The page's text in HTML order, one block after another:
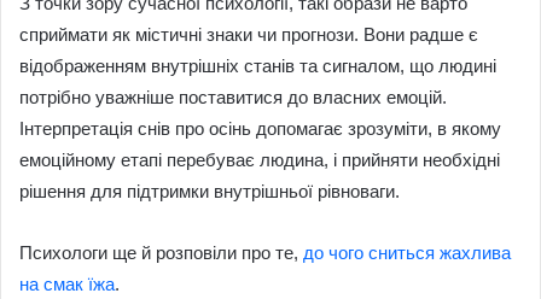
сприймати як містичні знаки чи прогнози. Вони радше є
відображенням внутрішніх станів та сигналом, що людині
потрібно уважніше поставитися до власних емоцій.
Інтерпретація снів про осінь допомагає зрозуміти, в якому
емоційному етапі перебуває людина, і прийняти необхідні
рішення для підтримки внутрішньої рівноваги.
Психологи ще й розповіли про те, до чого сниться жахлива
на смак їжа.